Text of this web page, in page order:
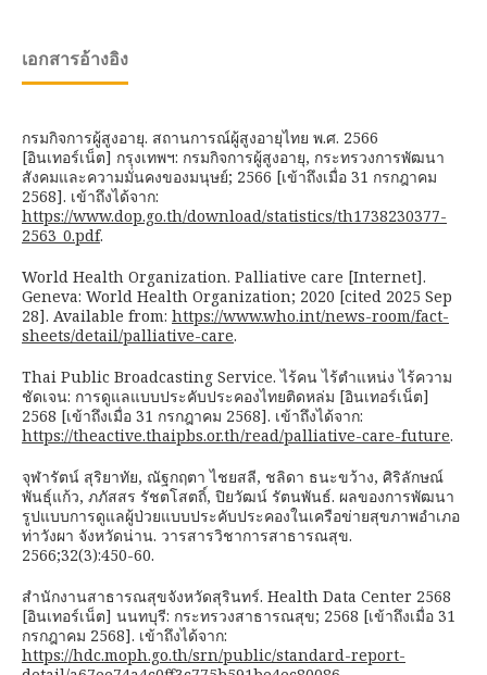
เอกสารอ้างอิง
กรมกิจการผู้สูงอายุ. สถานการณ์ผู้สูงอายุไทย พ.ศ. 2566
[อินเทอร์เน็ต] กรุงเทพฯ: กรมกิจการผู้สูงอายุ, กระทรวงการพัฒนา
สังคมและความมั่นคงของมนุษย์; 2566 [เข้าถึงเมื่อ 31 กรกฎาคม
2568]. เข้าถึงได้จาก:
https://www.dop.go.th/download/statistics/th1738230377-
2563_0.pdf.
World Health Organization. Palliative care [Internet].
Geneva: World Health Organization; 2020 [cited 2025 Sep
28]. Available from: https://www.who.int/news-room/fact-
sheets/detail/palliative-care.
Thai Public Broadcasting Service. ไร้คน ไร้ตำแหน่ง ไร้ความ
ชัดเจน: การดูแลแบบประคับประคองไทยติดหล่ม [อินเทอร์เน็ต]
2568 [เข้าถึงเมื่อ 31 กรกฎาคม 2568]. เข้าถึงได้จาก:
https://theactive.thaipbs.or.th/read/palliative-care-future.
จุฬารัตน์ สุริยาทัย, ณัฐกฤตา ไชยสลี, ชลิดา ธนะขว้าง, ศิริลักษณ์
พันธุ์แก้ว, ภภัสสร รัชตโสตถิ์, ปิยวัฒน์ รัตนพันธ์. ผลของการพัฒนา
รูปแบบการดูแลผู้ป่วยแบบประคับประคองในเครือข่ายสุขภาพอำเภอ
ท่าวังผา จังหวัดน่าน. วารสารวิชาการสาธารณสุข.
2566;32(3):450-60.
สำนักงานสาธารณสุขจังหวัดสุรินทร์. Health Data Center 2568
[อินเทอร์เน็ต] นนทบุรี: กระทรวงสาธารณสุข; 2568 [เข้าถึงเมื่อ 31
กรกฎาคม 2568]. เข้าถึงได้จาก:
https://hdc.moph.go.th/srn/public/standard-report-